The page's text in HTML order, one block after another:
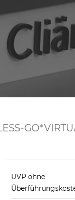
UVP ohne